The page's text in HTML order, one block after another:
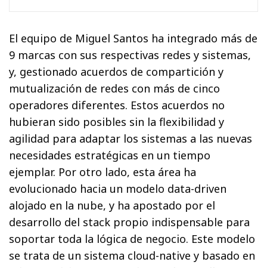
El equipo de Miguel Santos ha integrado más de
9 marcas con sus respectivas redes y sistemas,
y, gestionado acuerdos de compartición y
mutualización de redes con más de cinco
operadores diferentes. Estos acuerdos no
hubieran sido posibles sin la flexibilidad y
agilidad para adaptar los sistemas a las nuevas
necesidades estratégicas en un tiempo
ejemplar. Por otro lado, esta área ha
evolucionado hacia un modelo data-driven
alojado en la nube, y ha apostado por el
desarrollo del stack propio indispensable para
soportar toda la lógica de negocio. Este modelo
se trata de un sistema cloud-native y basado en